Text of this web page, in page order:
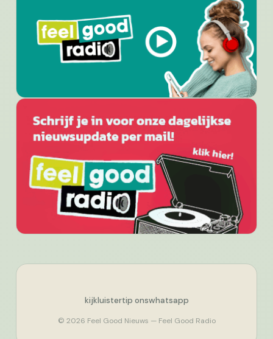
kijkluistertip onswhatsapp
© 2026 Feel Good Nieuws — Feel Good Radio